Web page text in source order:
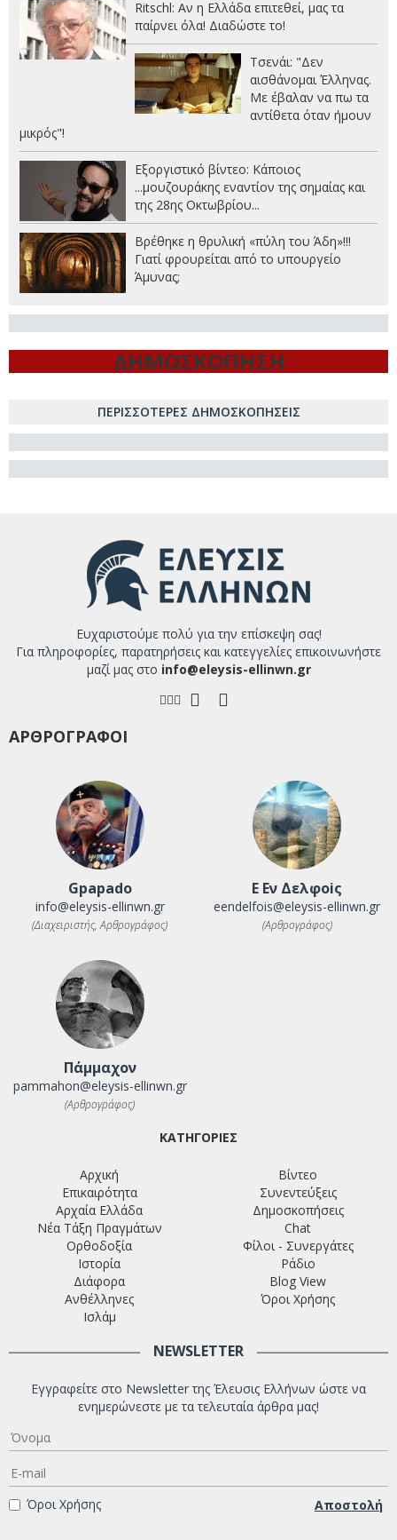
Ritschl: Αν η Ελλάδα επιτεθεί, μας τα
παίρνει όλα! Διαδώστε το!
Τσενάι: "Δεν
αισθάνομαι Έλληνας.
Με έβαλαν να πω τα
αντίθετα όταν ήμουν
μικρός"!
Εξοργιστικό βίντεο: Κάποιος
...μουζουράκης εναντίον της σημαίας και
της 28ης Οκτωβρίου...
Βρέθηκε η θρυλική «πύλη του Άδη»!!!
Γιατί φρουρείται από το υπουργείο
Άμυνας;
ΔΗΜΟΣΚΟΠΗΣΗ
ΠΕΡΙΣΣΟΤΕΡΕΣ ΔΗΜΟΣΚΟΠΗΣΕΙΣ
Ευχαριστούμε πολύ για την επίσκεψη σας!
Για πληροφορίες, παρατηρήσεις και κατεγγελίες επικοινωνήστε
μαζί μας στο info@eleysis-ellinwn.gr
ΑΡΘΡΟΓΡΑΦΟΙ
Gpapado
info@eleysis-ellinwn.gr
(Διαχειριστής, Αρθρογράφος)
Ε Εν Δελφοiς
eendelfois@eleysis-ellinwn.gr
(Αρθρογράφος)
Πάμμαχον
pammahon@eleysis-ellinwn.gr
(Αρθρογράφος)
ΚΑΤΗΓΟΡΙΕΣ
Αρχική
Επικαιρότητα
Αρχαία Ελλάδα
Νέα Τάξη Πραγμάτων
Ορθοδοξία
Ιστορία
Διάφορα
Ανθέλληνες
Ισλάμ
Βίντεο
Συνεντεύξεις
Δημοσκοπήσεις
Chat
Φίλοι - Συνεργάτες
Ράδιο
Blog View
Όροι Χρήσης
NEWSLETTER
Εγγραφείτε στο Newsletter της Έλευσις Ελλήνων ώστε να
ενημερώνεστε με τα τελευταία άρθρα μας!
Όροι Χρήσης